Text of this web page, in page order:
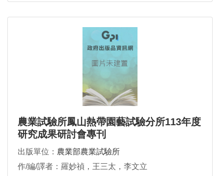
農業試驗所鳳山熱帶園藝試驗分所113年度
研究成果研討會專刊
出版單位： 農業部農業試驗所
作/編/譯者：羅妙禎，王三太，李文立